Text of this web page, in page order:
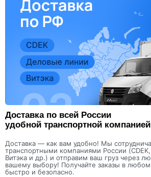
Доставка по всей России
удобной транспортной компанией
Доставка — как вам удобно! Мы
транспортными компаниями России
Витэка и др.) и отправим ваш груз через
вашему выбору! Получайте заказы в
быстро и безопасно.